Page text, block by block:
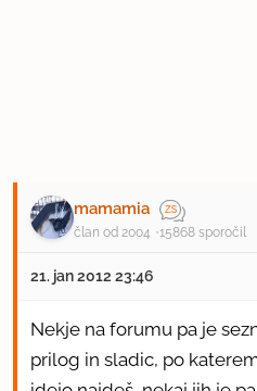
mamamia
član od 2004 15868 sporočil
21. jan 2012 23:46
Nekje na forumu pa je
prilog in sladic, po